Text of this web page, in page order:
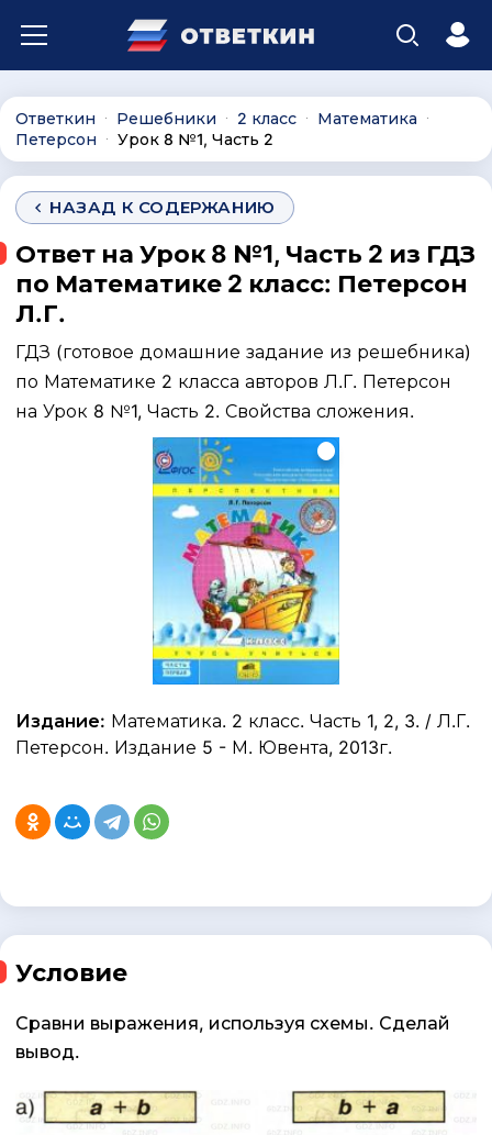
Ответкин ∙ Решебники ∙ 2 класс ∙ Математика ∙
Петерсон ∙ Урок 8 №1, Часть 2
НАЗАД К СОДЕРЖАНИЮ
Ответ на Урок 8 №1, Часть 2 из ГДЗ
по Математике 2 класс: Петерсон
Л.Г.
ГДЗ (готовое домашние задание из решебника)
по Математике 2 класса авторов Л.Г. Петерсон
на Урок 8 №1, Часть 2. Свойства сложения.
Издание: Математика. 2 класс. Часть 1, 2, 3. / Л.Г.
Петерсон. Издание 5 - М. Ювента, 2013г.
Условие
Сравни выражения, используя схемы. Сделай
вывод.